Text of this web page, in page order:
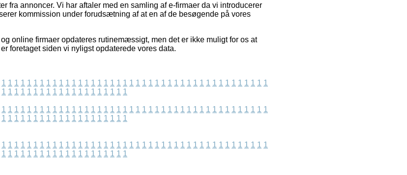
fra annoncer. Vi har aftaler med en samling af e-firmaer da vi introducerer
kommission under forudsætning af at en af de besøgende på vores
online firmaer opdateres rutinemæssigt, men det er ikke muligt for os at
foretaget siden vi nyligst opdaterede vores data.
1 1 1 1 1 1 1 1 1 1 1 1 1 1 1 1 1 1 1 1 1 1 1 1 1 1 1 1 1 1 1 1 1 1 1 1 1 1 1 1 1 1
1 1 1 1 1 1 1 1 1 1 1 1 1 1 1 1 1 1 1 1
1 1 1 1 1 1 1 1 1 1 1 1 1 1 1 1 1 1 1 1 1 1 1 1 1 1 1 1 1 1 1 1 1 1 1 1 1 1 1 1 1 1
1 1 1 1 1 1 1 1 1 1 1 1 1 1 1 1 1 1 1 1
1 1 1 1 1 1 1 1 1 1 1 1 1 1 1 1 1 1 1 1 1 1 1 1 1 1 1 1 1 1 1 1 1 1 1 1 1 1 1 1 1 1
1 1 1 1 1 1 1 1 1 1 1 1 1 1 1 1 1 1 1 1